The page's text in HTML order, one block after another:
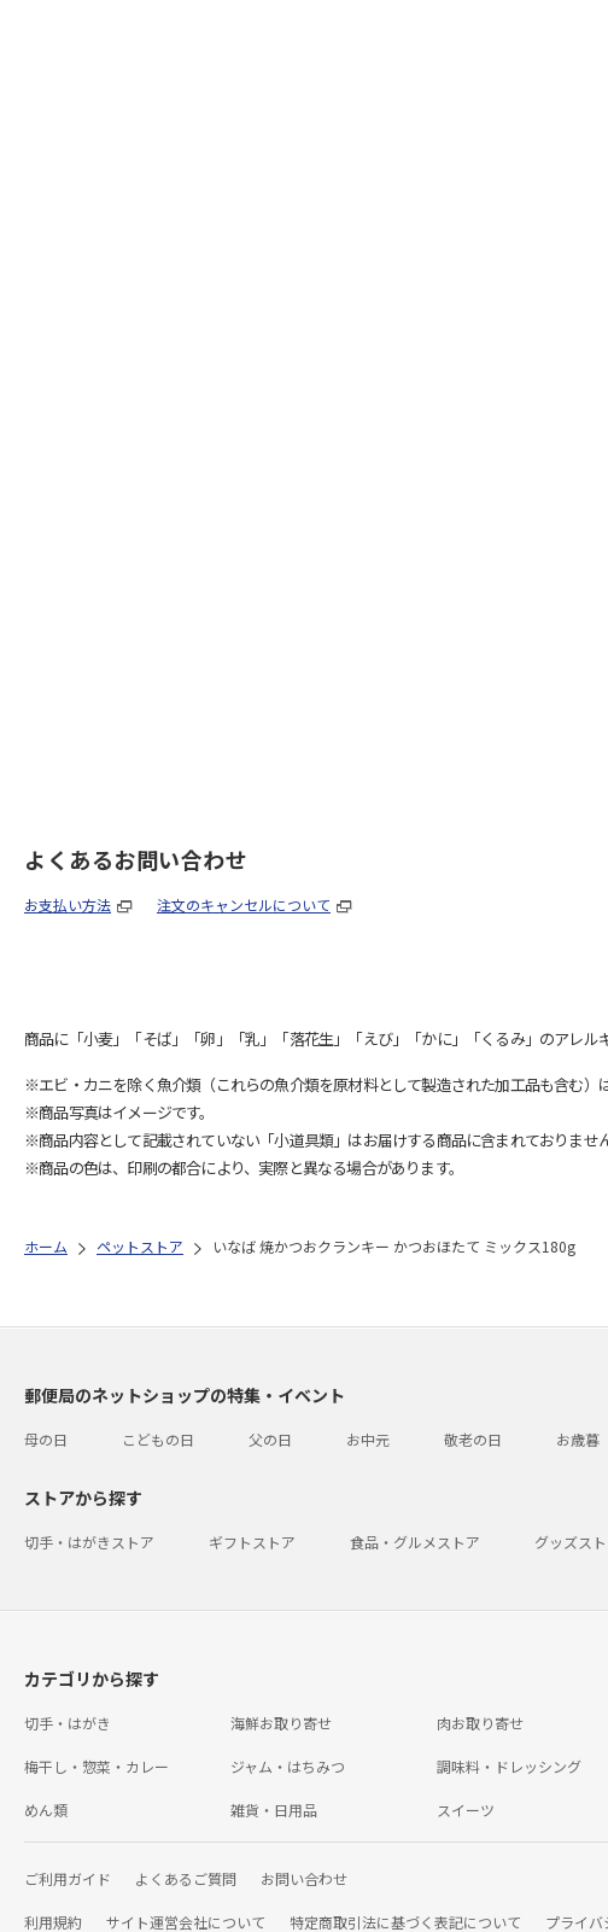
よくあるお問い合わせ
お支払い方法 注文のキャンセルについて
商品に「小麦」「そば」「卵」「乳」「落花生」「えび」「かに」「くるみ」のアレル
※エビ・カニを除く魚介類（これらの魚介類を原材料として製造された加工品も含む）
※商品写真はイメージです。
※商品内容として記載されていない「小道具類」はお届けする商品に含まれておりません
※商品の色は、印刷の都合により、実際と異なる場合があります。
ホーム ペットストア いなば 焼かつおクランキー かつおほたて ミックス180g
郵便局のネットショップの特集・イベント
母の日 こどもの日 父の日 お中元 敬老の日 お歳暮
ストアから探す
切手・はがきストア ギフトストア 食品・グルメストア グッズス
カテゴリから探す
切手・はがき 海鮮お取り寄せ 肉お取り寄せ
梅干し・惣菜・カレー ジャム・はちみつ 調味料・ドレッシング
めん類 雑貨・日用品 スイーツ
ご利用ガイド よくあるご質問 お問い合わせ
利用規約 サイト運営会社について 特定商取引法に基づく表記について プライバ